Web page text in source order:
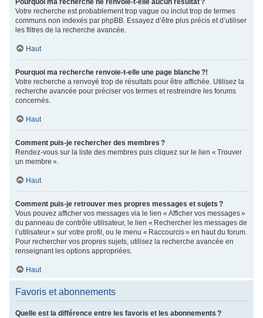
Pourquoi ma recherche ne renvoie-t-elle aucun résultat ?
Votre recherche est probablement trop vague ou inclut trop de termes
communs non indexés par phpBB. Essayez d’être plus précis et d’utiliser
les filtres de la recherche avancée.
Haut
Pourquoi ma recherche renvoie-t-elle une page blanche ?!
Votre recherche a renvoyé trop de résultats pour être affichée. Utilisez la
recherche avancée pour préciser vos termes et restreindre les forums
concernés.
Haut
Comment puis-je rechercher des membres ?
Rendez-vous sur la liste des membres puis cliquez sur le lien « Trouver
un membre ».
Haut
Comment puis-je retrouver mes propres messages et sujets ?
Vous pouvez afficher vos messages via le lien « Afficher vos messages »
du panneau de contrôle utilisateur, le lien « Rechercher les messages de
l’utilisateur » sur votre profil, ou le menu « Raccourcis » en haut du forum.
Pour rechercher vos propres sujets, utilisez la recherche avancée en
renseignant les options appropriées.
Haut
Favoris et abonnements
Quelle est la différence entre les favoris et les abonnements ?